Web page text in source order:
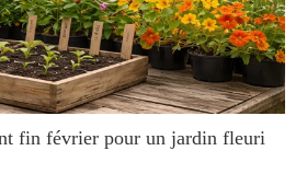
fin février pour un jardin fleuri